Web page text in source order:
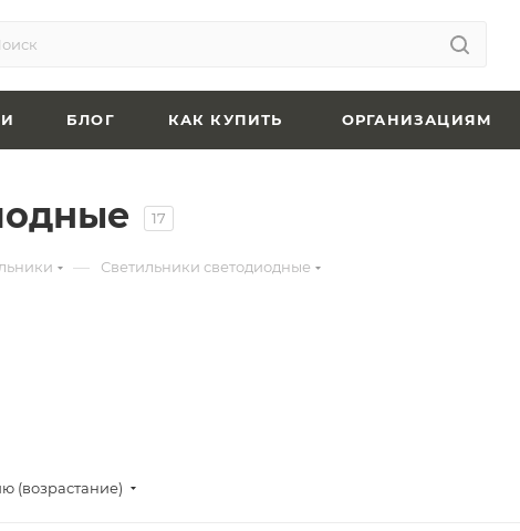
БЛОГ КАК КУПИТЬ ОРГАНИЗАЦИЯМ
17
— Светильники светодиодные
(возрастание)